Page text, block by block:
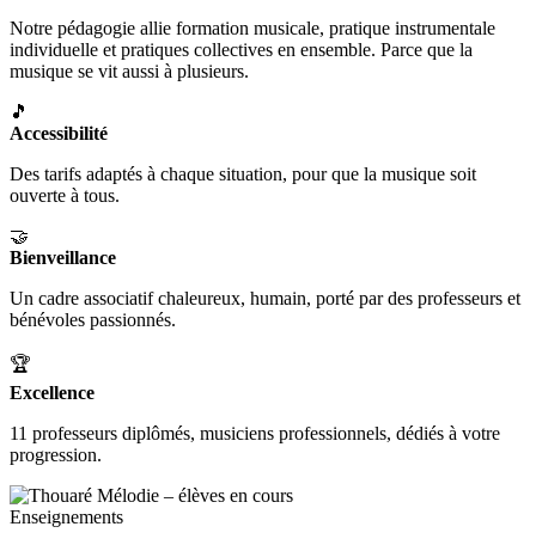
Notre pédagogie allie formation musicale, pratique instrumentale
individuelle et pratiques collectives en ensemble. Parce que la
musique se vit aussi à plusieurs.
🎵
Accessibilité
Des tarifs adaptés à chaque situation, pour que la musique soit
ouverte à tous.
🤝
Bienveillance
Un cadre associatif chaleureux, humain, porté par des professeurs et
bénévoles passionnés.
🏆
Excellence
11 professeurs diplômés, musiciens professionnels, dédiés à votre
progression.
Enseignements